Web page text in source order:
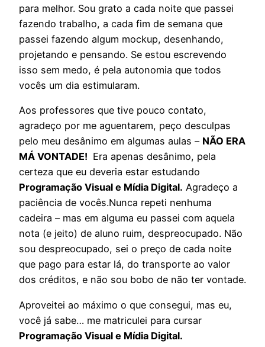
para melhor. Sou grato a cada noite que passei
fazendo trabalho, a cada fim de semana que
passei fazendo algum mockup, desenhando,
projetando e pensando. Se estou escrevendo
isso sem medo, é pela autonomia que todos
vocês um dia estimularam.
Aos professores que tive pouco contato,
agradeço por me aguentarem, peço desculpas
pelo meu desânimo em algumas aulas – NÃO ERA
MÁ VONTADE! Era apenas desânimo, pela
certeza que eu deveria estar estudando
Programação Visual e Mídia Digital. Agradeço a
paciência de vocês.Nunca repeti nenhuma
cadeira – mas em alguma eu passei com aquela
nota (e jeito) de aluno ruim, despreocupado. Não
sou despreocupado, sei o preço de cada noite
que pago para estar lá, do transporte ao valor
dos créditos, e não sou bobo de não ter vontade.
Aproveitei ao máximo o que consegui, mas eu,
você já sabe… me matriculei para cursar
Programação Visual e Mídia Digital.